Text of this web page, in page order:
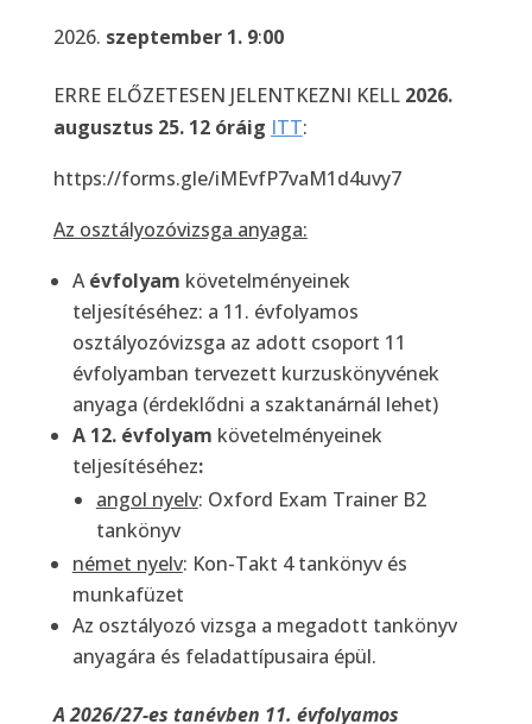
szeptember 1. 9:00
ERRE ELŐZETESEN JELENTKEZNI KELL 2026.
augusztus 25. 12 óráig ITT:
https://forms.gle/iMEvfP7vaM1d4uvy7
Az osztályozóvizsga anyaga:
Aévfolyam követelményeinek
teljesítéséhez: a 11. évfolyamos
osztályozóvizsga az adott csoport 11
évfolyamban tervezett kurzuskönyvének
anyaga (érdeklődni a szaktanárnál lehet)
A 12. évfolyam követelményeinek
teljesítéséhez:
angol nyelv: Oxford Exam Trainer B2
tankönyv
német nyelv: Kon-Takt 4 tankönyv és
munkafüzet
Az osztályozó vizsga a megadott tankönyv
anyagára és feladattípusaira épül.
A 2026/27-es tanévben 11. évfolyamos